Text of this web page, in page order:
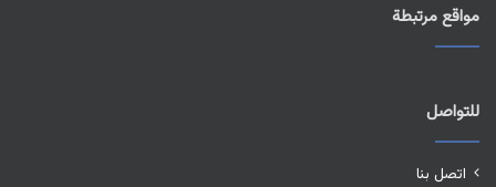
مواقع مرتبطة
للتواصل
اتصل بنا